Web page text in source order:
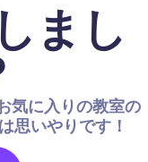
まし
気に入りの教室の
思いやりです！